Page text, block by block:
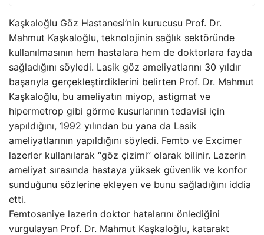
Kaşkaloğlu Göz Hastanesi’nin kurucusu Prof. Dr.
Mahmut Kaşkaloğlu, teknolojinin sağlık sektöründe
kullanılmasının hem hastalara hem de doktorlara fayda
sağladığını söyledi. Lasik göz ameliyatlarını 30 yıldır
başarıyla gerçekleştirdiklerini belirten Prof. Dr. Mahmut
Kaşkaloğlu, bu ameliyatın miyop, astigmat ve
hipermetrop gibi görme kusurlarının tedavisi için
yapıldığını, 1992 yılından bu yana da Lasik
ameliyatlarının yapıldığını söyledi. Femto ve Excimer
lazerler kullanılarak “göz çizimi” olarak bilinir. Lazerin
ameliyat sırasında hastaya yüksek güvenlik ve konfor
sunduğunu sözlerine ekleyen ve bunu sağladığını iddia
etti.
Femtosaniye lazerin doktor hatalarını önlediğini
vurgulayan Prof. Dr. Mahmut Kaşkaloğlu, katarakt